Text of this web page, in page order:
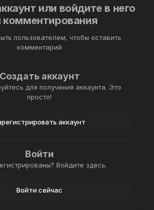
или войдите в него
комментирования
пользователем, чтобы оставить
комментарий
Создать аккаунт
для получения аккаунта. Это
просто!
аккаунт
Войти
Войдите здесь.
Войти сейчас